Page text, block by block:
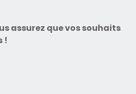
assurez que vos souhaits
!